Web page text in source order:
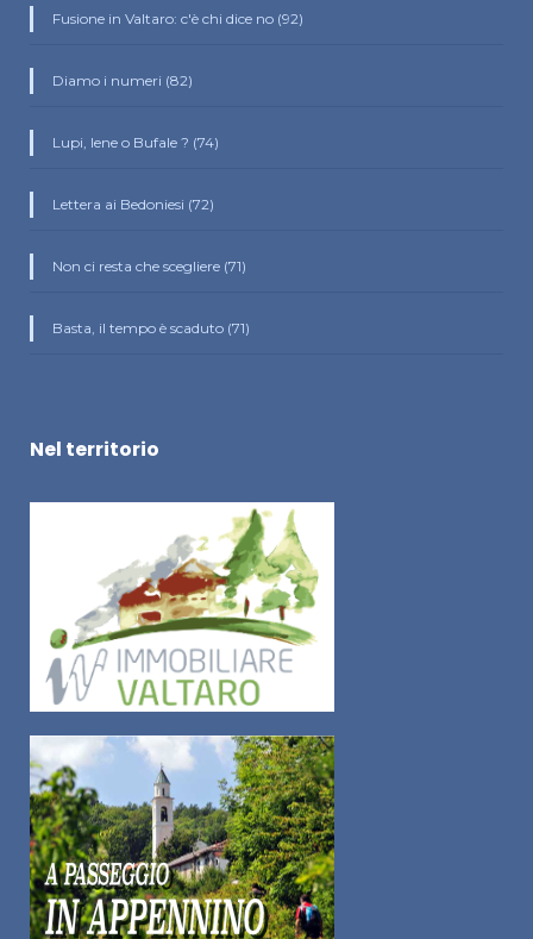
Fusione in Valtaro: c'è chi dice no (92)
Diamo i numeri (82)
Lupi, Iene o Bufale ? (74)
Lettera ai Bedoniesi (72)
Non ci resta che scegliere (71)
Basta, il tempo è scaduto (71)
Nel territorio